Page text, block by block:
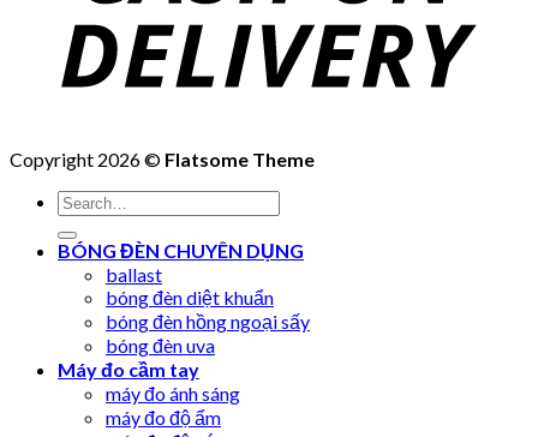
Copyright 2026 © Flatsome Theme
Search
for:
BÓNG ĐÈN CHUYÊN DỤNG
ballast
bóng đèn diệt khuẩn
bóng đèn hồng ngoại sấy
bóng đèn uva
Máy đo cầm tay
máy đo ánh sáng
máy đo độ ẩm